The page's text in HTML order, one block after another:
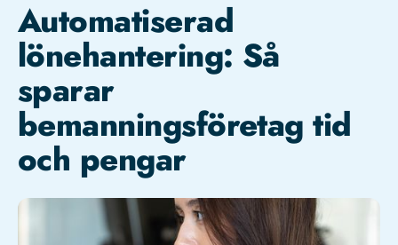
Automatiserad
lönehantering: Så
sparar
bemanningsföretag tid
och pengar